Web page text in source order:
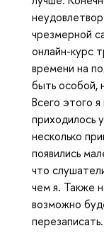
чрезмерной
онлайн-курс
времени на
быть особой,
Всего этого
приходилось
несколько
появились
что
чем я. Также
возможно
перезаписать.